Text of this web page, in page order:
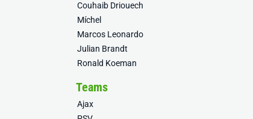
Couhaib Driouech
Míchel
Marcos Leonardo
Julian Brandt
Ronald Koeman
Teams
Ajax